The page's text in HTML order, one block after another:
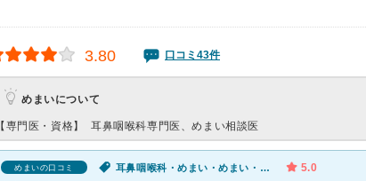
3.80 口コミ43件
めまいについて
【専門医・資格】 耳鼻咽喉科専門医、めまい相談医
めまいの口コミ 耳鼻咽喉科・めまい・めまい・耳鳴り 5.0